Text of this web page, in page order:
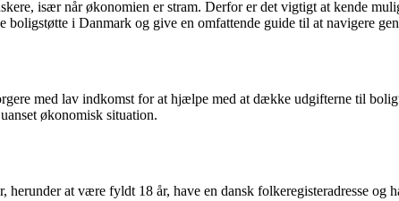
især når økonomien er stram. Derfor er det vigtigt at kende
i Danmark og give en omfattende guide til at navigere
med lav indkomst for at hjælpe med at dække udgifterne til
økonomisk situation.
at være fyldt 18 år, have en dansk folkeregisteradresse og